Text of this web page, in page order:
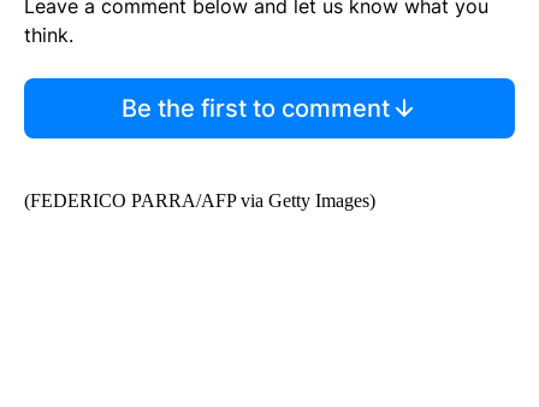
Leave a comment below and let us know what you
think.
Be the first to comment
(FEDERICO PARRA/AFP via Getty Images)